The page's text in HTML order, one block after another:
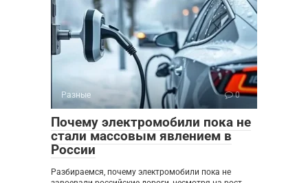
Разные 0
Почему электромобили пока не
стали массовым явлением в
России
Разбираемся, почему электромобили пока не